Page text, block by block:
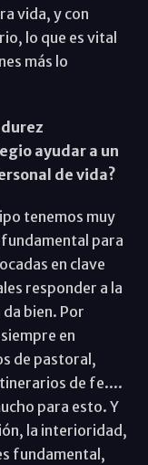
vida, y con
lo que es vital
más lo
ayudar a un
de vida?
tenemos muy
para
en clave
responder a la
bien. Por
en
de pastoral,
de fe....
para esto. Y
la interioridad,
fundamental,